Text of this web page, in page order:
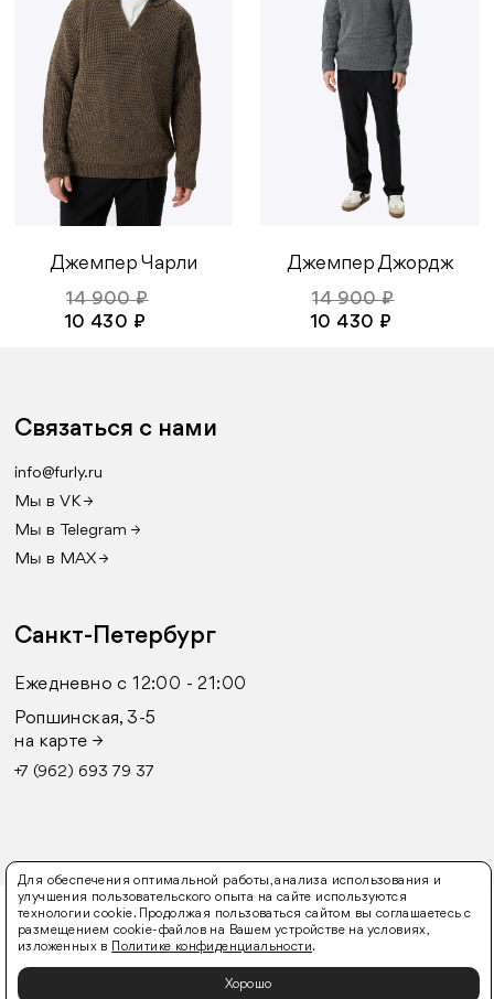
Джемпер Чарли
14 900 ₽
10 430 ₽
Джемпер Джордж
14 900 ₽
10 430 ₽
Связаться с нами
info@furly.ru
Мы в VK →
Мы в Telegram →
Мы в MAX →
Санкт-Петербург
Ежедневно с 12:00 - 21:00
Ропшинская, 3-5
на карте →
+7 (962) 693 79 37
Для обеспечения оптимальной работы, анализа использования и
улучшения пользовательского опыта на сайте используются
технологии cookie. Продолжая пользоваться сайтом вы соглашаетесь с
размещением cookie-файлов на Вашем устройстве на условиях,
изложенных в
Политике конфиденциальности.
Хорошо
© 2016-2026 FURLY
Оферта Политика конфиденциальности